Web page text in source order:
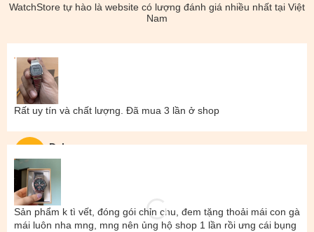
WatchStore tự hào là website có lượng đánh giá nhiều nhất tại Việt
Nam
Đal
Rất uy tín và chất lượng. Đã mua 3 lần ở shop
Sản phẩm k tì vết, đóng gói chỉn chu, đem tặng thoải mái con gà
mái luôn nha mng, mng nên ủng hộ shop 1 lần rồi ưng cái bụng